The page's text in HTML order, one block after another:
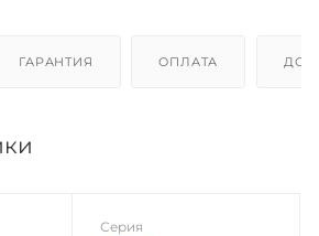
ГАРАНТИЯ ОПЛАТА
Серия